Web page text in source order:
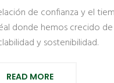
de confianza y el
donde hemos crecido
y sostenibilidad.
READ MORE